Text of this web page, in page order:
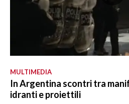
MULTIMEDIA
In Argentina scontri tra
idranti e proiettili